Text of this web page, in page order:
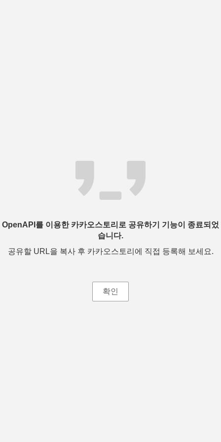
OpenAPI를 이용한 카카오스토리로 공유하기 기능이 종료되었
습니다.
공유할 URL을 복사 후 카카오스토리에 직접 등록해 보세요.
확인